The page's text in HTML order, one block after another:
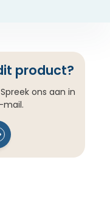
product?
ons aan in